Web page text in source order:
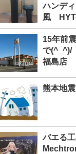
ハンデ
風
15年前
で(^_^)/
福島店
熊本地震
バエる